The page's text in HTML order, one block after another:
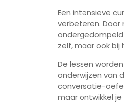
Een intensieve
verbeteren. Door
ondergedompeld
zelf, maar ook
De lessen
onderwijzen van
conversatie-
maar ontwikkel